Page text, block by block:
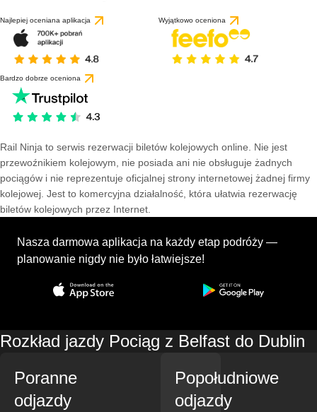
Najlepiej oceniana aplikacja Wyjątkowo oceniona
Bardzo dobrze oceniona
Rail Ninja to serwis rezerwacji biletów kolejowych online. Nie jest
przewoźnikiem kolejowym, nie posiada ani nie obsługuje żadnych
pociągów i nie reprezentuje oficjalnej strony internetowej żadnej firmy
kolejowej. Jest to komercyjna działalność, która ułatwia rezerwację
biletów kolejowych przez Internet.
Nasza darmowa aplikacja na każdy etap podróży —
planowanie nigdy nie było łatwiejsze!
Rozkład jazdy Pociąg z Belfast do Dublin
Poranne
odjazdy
Popołudniowe
odjazdy